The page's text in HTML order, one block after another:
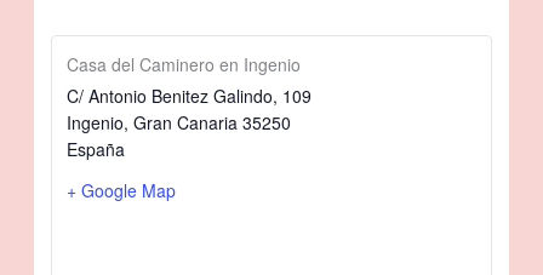
Casa del Caminero en Ingenio
C/ Antonio Benitez Galindo, 109
Ingenio, Gran Canaria 35250
España
+ Google Map